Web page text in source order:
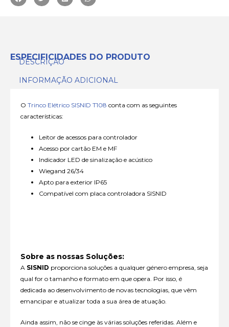
ESPECIFICIDADES DO PRODUTO
DESCRIÇÃO
INFORMAÇÃO ADICIONAL
O Trinco Elétrico SISNID T108 conta com as seguintes
características:
Leitor de acessos para controlador
Acesso por cartão EM e MF
Indicador LED de sinalização e acústico
Wiegand 26/34
Apto para exterior IP65
Compatível com placa controladora SISNID
Sobre as nossas Soluções:
A SISNID proporciona soluções a qualquer género empresa, seja
qual for o tamanho e formato em que opera. Por isso, é
dedicada ao desenvolvimento de novas tecnologias, que vêm
emancipar e atualizar toda a sua área de atuação.
Ainda assim, não se cinge às várias soluções referidas. Além e